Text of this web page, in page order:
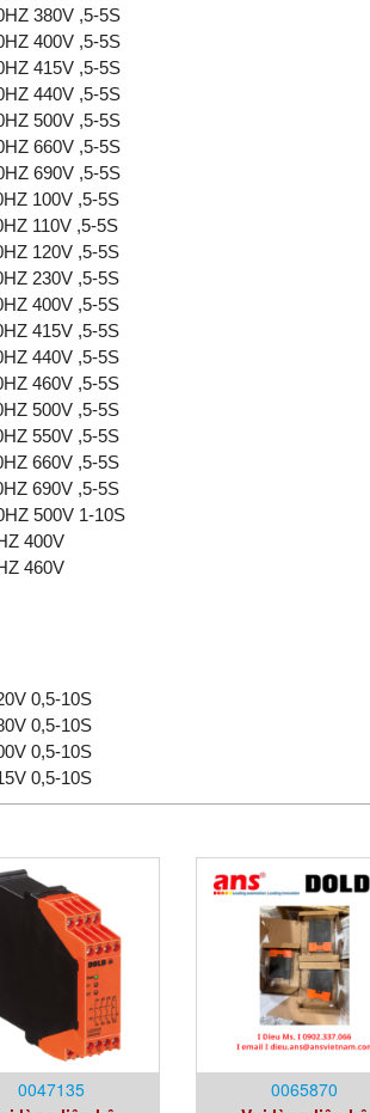
380V ,5-5S
400V ,5-5S
415V ,5-5S
440V ,5-5S
500V ,5-5S
660V ,5-5S
690V ,5-5S
100V ,5-5S
110V ,5-5S
120V ,5-5S
230V ,5-5S
400V ,5-5S
415V ,5-5S
440V ,5-5S
460V ,5-5S
500V ,5-5S
550V ,5-5S
660V ,5-5S
690V ,5-5S
500V 1-10S
400V
460V
0,5-10S
0,5-10S
0,5-10S
0,5-10S
0047135
0065870